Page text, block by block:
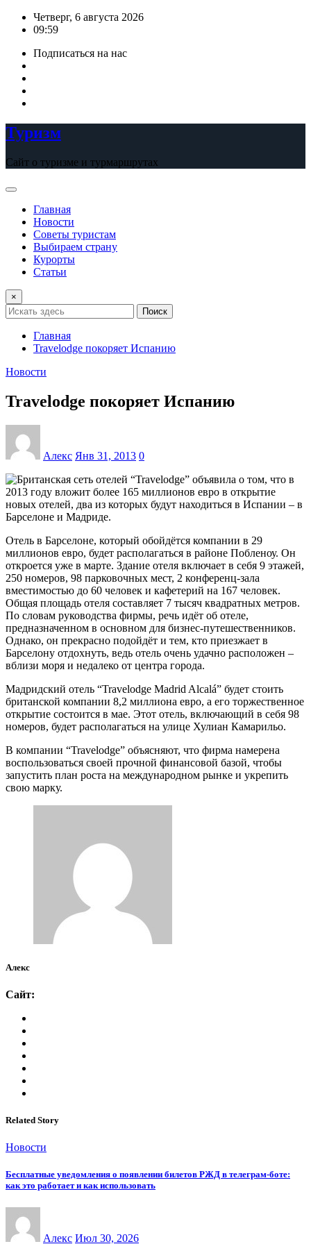
ПерейтиЧетверг, 6 августа 2026
09:59
Подписаться на нас
Туризм
Сайт о туризме и турмаршрутах
Главная
Новости
Советы туристам
Выбираем страну
Курорты
Статьи
×
Поиск
Главная
Travelodge покоряет Испанию
Новости
Travelodge покоряет Испанию
Алекс Янв 31, 2013 0
Британская сеть отелей “Travelodge” объявила о том, что в
2013 году вложит более 165 миллионов евро в открытие
новых отелей, два из которых будут находиться в Испании – в
Барселоне и Мадриде.
Отель в Барселоне, который обойдётся компании в 29
миллионов евро, будет располагаться в районе Побленоу. Он
откроется уже в марте. Здание отеля включает в себя 9 этажей,
250 номеров, 98 парковочных мест, 2 конференц-зала
вместимостью до 60 человек и кафетерий на 167 человек.
Общая площадь отеля составляет 7 тысяч квадратных метров.
По словам руководства фирмы, речь идёт об отеле,
предназначенном в основном для бизнес-путешественников.
Однако, он прекрасно подойдёт и тем, кто приезжает в
Барселону отдохнуть, ведь отель очень удачно расположен –
вблизи моря и недалеко от центра города.
Мадридский отель “Travelodge Madrid Alcalá” будет стоить
британской компании 8,2 миллиона евро, а его торжественное
открытие состоится в мае. Этот отель, включающий в себя 98
номеров, будет располагаться на улице Хулиан Камарильо.
В компании “Travelodge” объясняют, что фирма намерена
воспользоваться своей прочной финансовой базой, чтобы
запустить план роста на международном рынке и укрепить
свою марку.
Алекс
Сайт:
Related Story
Новости
Бесплатные уведомления о появлении билетов РЖД в телеграм-боте:
как это работает и как использовать
Алекс Июл 30, 2026